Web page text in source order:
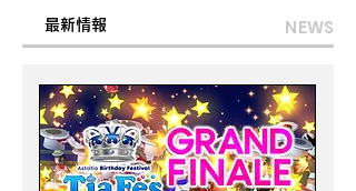
NEWS
最新情報